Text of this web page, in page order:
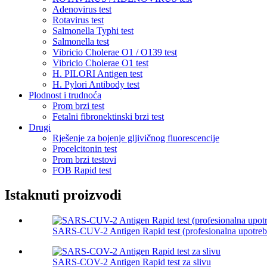
Adenovirus test
Rotavirus test
Salmonella Typhi test
Salmonella test
Vibricio Cholerae O1 / O139 test
Vibricio Cholerae O1 test
H. PILORI Antigen test
H. Pylori Antibody test
Plodnost i trudnoća
Prom brzi test
Fetalni fibronektinski brzi test
Drugi
Rješenje za bojenje gljivičnog fluorescencije
Procelcitonin test
Prom brzi testovi
FOB Rapid test
Istaknuti proizvodi
SARS-CUV-2 Antigen Rapid test (profesionalna
SARS-COV-2 Antigen Rapid test za slivu